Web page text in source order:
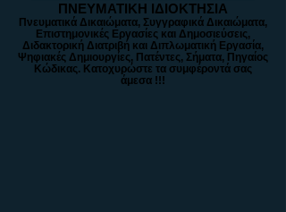
ΠΝΕΥΜΑΤΙΚΗ ΙΔΙΟΚΤΗΣΙΑ
Πνευματικά Δικαιώματα, Συγγραφικά Δικαιώματα,
Επιστημονικές Εργασίες και Δημοσιεύσεις,
Διδακτορική Διατριβή και Διπλωματική Εργασία,
Ψηφιακές Δημιουργίες, Πατέντες, Σήματα, Πηγαίος
Κώδικας. Κατοχυρώστε τα συμφέροντά σας
άμεσα !!!